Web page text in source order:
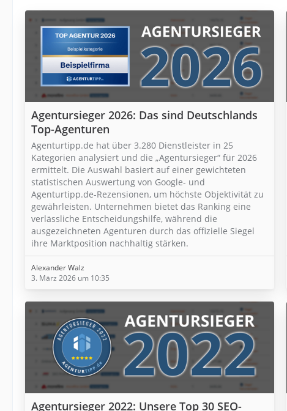
Agentursieger 2026: Das sind Deutschlands
Top-Agenturen
Agenturtipp.de hat über 3.280 Dienstleister in 25
Kategorien analysiert und die „Agentursieger“ für 2026
ermittelt. Die Auswahl basiert auf einer gewichteten
statistischen Auswertung von Google- und
Agenturtipp.de-Rezensionen, um höchste Objektivität zu
gewährleisten. Unternehmen bietet das Ranking eine
verlässliche Entscheidungshilfe, während die
ausgezeichneten Agenturen durch das offizielle Siegel
ihre Marktposition nachhaltig stärken.
Alexander Walz
3. März 2026 um 10:35
Agentursieger 2022: Unsere Top 30 SEO-